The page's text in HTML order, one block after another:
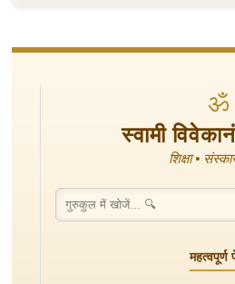
ॐ
स्वामी
शिक्षा •
महत्वपूर्ण